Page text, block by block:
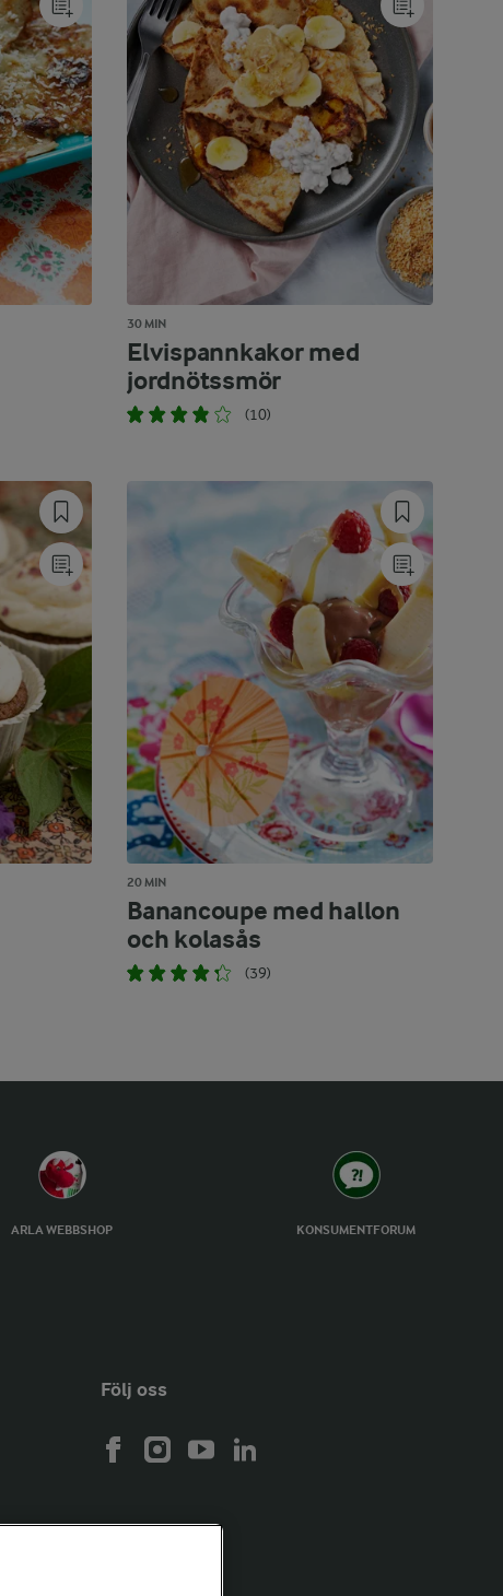
30 MIN
Elvispannkakor med
jordnötssmör
(10)
20 MIN
Banancoupe med hallon
och kolasås
(39)
ARLA WEBBSHOP KONSUMENTFORUM
Följ oss